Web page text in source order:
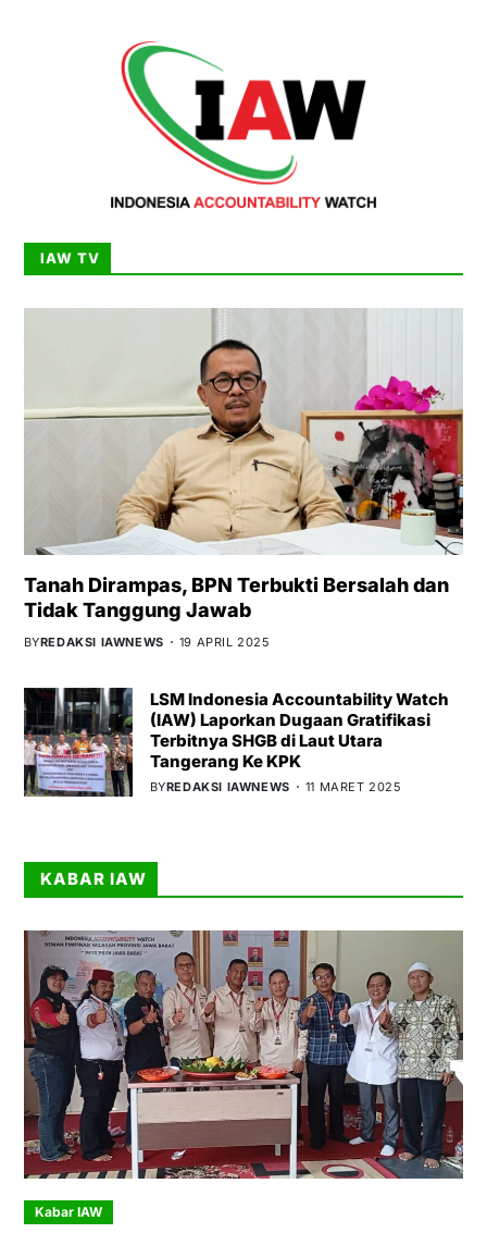
IAW TV
Tanah Dirampas, BPN Terbukti Bersalah dan
Tidak Tanggung Jawab
BYREDAKSI IAWNEWS 19 APRIL 2025
LSM Indonesia Accountability Watch
(IAW) Laporkan Dugaan Gratifikasi
Terbitnya SHGB di Laut Utara
Tangerang Ke KPK
BYREDAKSI IAWNEWS 11 MARET 2025
KABAR IAW
Kabar IAW